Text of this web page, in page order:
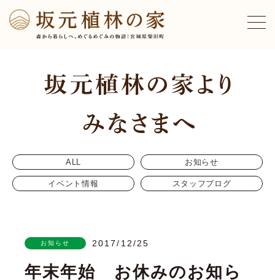
ALL お知らせ
イベント情報 スタッフブログ
お知らせ 2017/12/25
年末年始 お休みのお知ら